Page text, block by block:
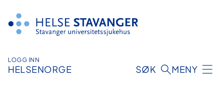
innhold
LOGG INN
HELSENORGE SØK MENY